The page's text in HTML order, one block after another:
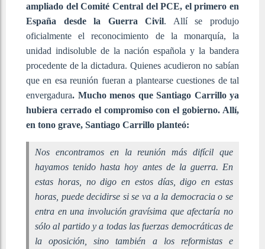
ampliado del Comité Central del PCE, el primero en
España desde la Guerra Civil. Allí se produjo
oficialmente el reconocimiento de la monarquía, la
unidad indisoluble de la nación española y la bandera
procedente de la dictadura. Quienes acudieron no sabían
que en esa reunión fueran a plantearse cuestiones de tal
envergadura. Mucho menos que Santiago Carrillo ya
hubiera cerrado el compromiso con el gobierno. Allí,
en tono grave, Santiago Carrillo planteó:
Nos encontramos en la reunión más difícil que
hayamos tenido hasta hoy antes de la guerra. En
estas horas, no digo en estos días, digo en estas
horas, puede decidirse si se va a la democracia o se
entra en una involución gravísima que afectaría no
sólo al partido y a todas las fuerzas democráticas de
la oposición, sino también a los reformistas e